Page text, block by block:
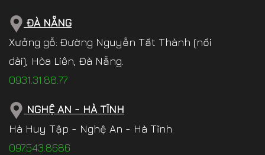
ĐÀ NẴNG
Xưởng gỗ: Đường Nguyễn Tất Thành (nối
dài), Hòa Liên, Đà Nẵng.
0931.31.88.77
NGHỆ AN - HÀ TĨNH
Hà Huy Tập - Nghệ An - Hà Tĩnh
097.543.8686